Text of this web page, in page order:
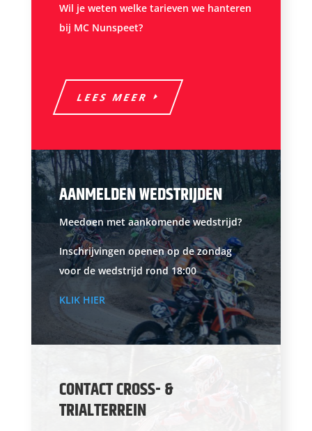
Wil je weten welke tarieven we hanteren
bij MC Nunspeet?
LEES MEER
AANMELDEN WEDSTRIJDEN
Meedoen met aankomende wedstrijd?
Inschrijvingen openen op de zondag
voor de wedstrijd rond 18:00
KLIK HIER
CONTACT CROSS- &
TRIALTERREIN